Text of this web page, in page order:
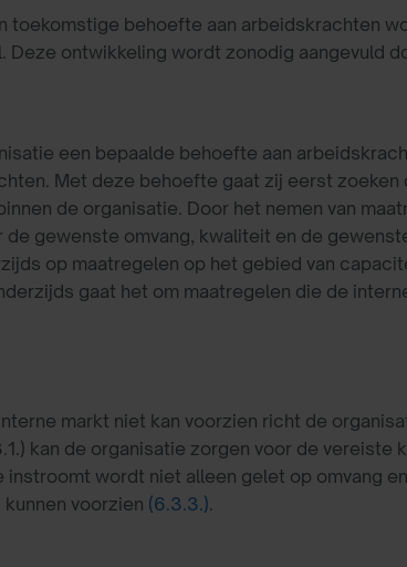
toekomstige behoefte aan arbeidskrachten
ontwikkeling wordt zonodig aangevuld
een bepaalde behoefte aan
Met deze behoefte gaat zij eerst
de organisatie. Door het nemen van
gewenste omvang, kwaliteit en de
op maatregelen op het gebied van
gaat het om maatregelen die de
markt niet kan voorzien richt de
kan de organisatie zorgen voor de vereiste
wordt niet alleen gelet op omvang
voorzien (6.3.3.).